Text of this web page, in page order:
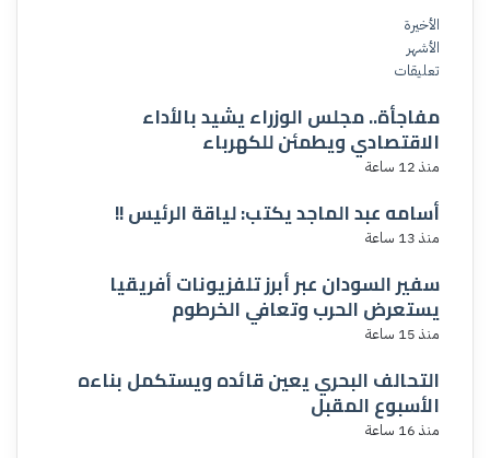
الأخيرة
الأشهر
تعليقات
مفاجأة.. مجلس الوزراء يشيد بالأداء
الاقتصادي ويطمئن للكهرباء
منذ 12 ساعة
أسامه عبد الماجد يكتب: لياقة الرئيس !!
منذ 13 ساعة
سفير السودان عبر أبرز تلفزيونات أفريقيا
يستعرض الحرب وتعافي الخرطوم
منذ 15 ساعة
التحالف البحري يعين قائده ويستكمل بناءه
الأسبوع المقبل
منذ 16 ساعة